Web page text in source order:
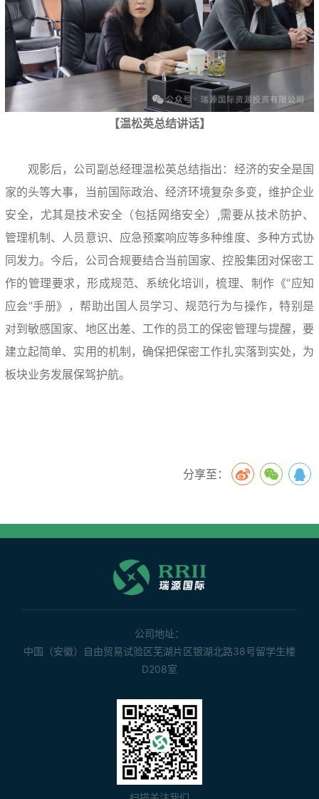
【温松英总结讲话】
观影后，公司副总经理温松英总结指出：经济的安全是国
家的头等大事，当前国际政治、经济环境复杂多变，维护企业
安全，尤其是技术安全（包括网络安全）,需要从技术防护、
管理机制、人员意识、应急预案响应等多种维度、多种方式协
同发力。今后，公司合规要结合当前国家、控股集团对保密工
作的管理要求，形成规范、系统化培训，梳理、制作《“应知
应会”手册》，帮助出国人员学习、规范行为与操作，特别是
对到敏感国家、地区出差、工作的员工的保密管理与提醒，要
建立起简单、实用的机制，确保把保密工作扎实落到实处，为
板块业务发展保驾护航。
分享至：
公司地址：
中国（安徽）自由贸易试验区芜湖片区银湖北路38号留学生楼
D208室